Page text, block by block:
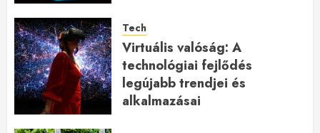
Tech
Virtuális valóság: A
technológiai fejlődés
legújabb trendjei és
alkalmazásai